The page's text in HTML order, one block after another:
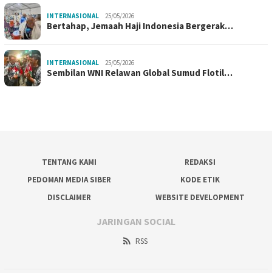
INTERNASIONAL 25/05/2026
Bertahap, Jemaah Haji Indonesia Bergerak…
INTERNASIONAL 25/05/2026
Sembilan WNI Relawan Global Sumud Flotil…
TENTANG KAMI
REDAKSI
PEDOMAN MEDIA SIBER
KODE ETIK
DISCLAIMER
WEBSITE DEVELOPMENT
JARINGAN SOCIAL
RSS